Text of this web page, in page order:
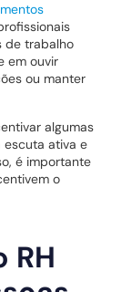
de trabalho
em ouvir
ou manter
algumas
escuta ativa e
é importante
o
RH